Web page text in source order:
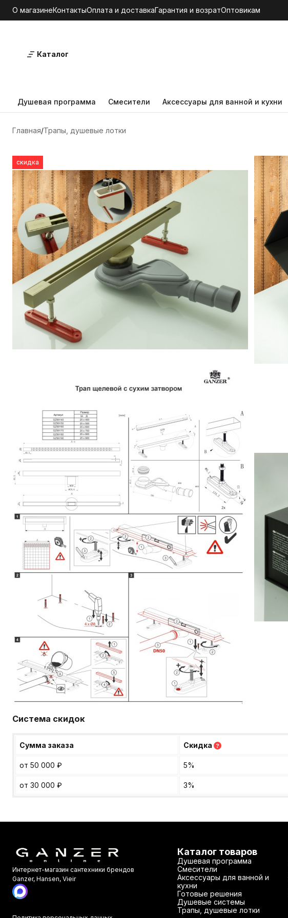
О магазинеКонтактыОплата и доставкаГарантия и возратОптовикам
Каталог
Душевая программа Смесители Аксессуары для ванной и кухни
Главная Трапы, душевые лотки
скидка
Система скидок
Сумма заказа Скидка ?
от 50 000 ₽ 5%
от 30 000 ₽ 3%
Интернет-магазин сантехники брендов
Ganzer, Hansen, Vieir
Каталог товаров
Душевая программа
Смесители
Аксессуары для ванной и
кухни
Готовые решения
Душевые системы
Трапы, душевые лотки